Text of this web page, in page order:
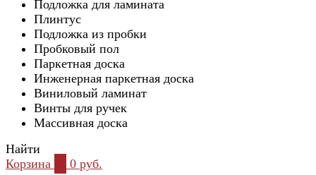
Подложка для ламината
Плинтус
Подложка из пробки
Пробковый пол
Паркетная доска
Инженерная паркетная доска
Виниловый ламинат
Винты для ручек
Массивная доска
Найти
Корзина
0 руб.